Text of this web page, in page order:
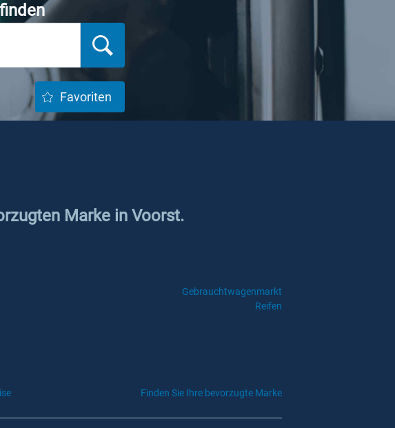
Favoriten
Marke in Voorst.
Gebrauchtwagenmarkt
Reifen
Finden Sie Ihre bevorzugte Marke